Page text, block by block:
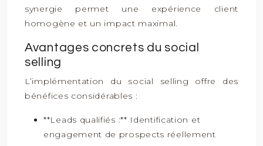
synergie permet une expérience client
homogène et un impact maximal.
Avantages concrets du social
selling
L’implémentation du social selling offre des
bénéfices considérables :
**Leads qualifiés :** Identification et
engagement de prospects réellement